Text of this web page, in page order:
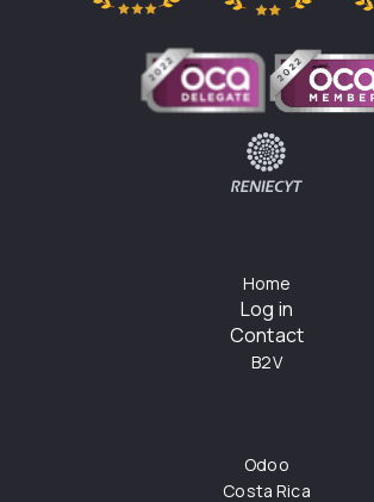
Home
Log in
Contact
B2V
Odoo
Costa Rica